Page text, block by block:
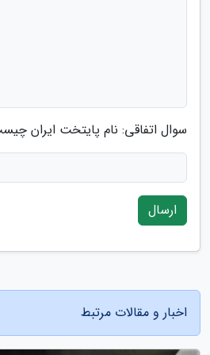
سوال اتفاقی: نام پایتخت ایران
ارسال
اخبار و مقالات مرتبط